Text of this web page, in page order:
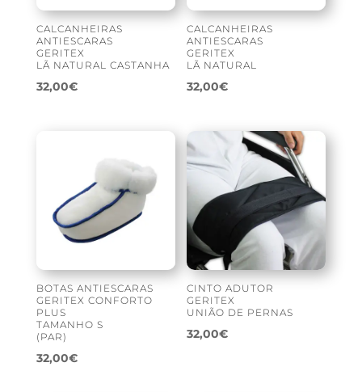
CALCANHEIRAS
ANTIESCARAS
GERITEX
LÃ NATURAL CASTANHA
32,00€
CALCANHEIRAS
ANTIESCARAS
GERITEX
LÃ NATURAL
32,00€
BOTAS ANTIESCARAS
GERITEX CONFORTO
PLUS
TAMANHO S
(PAR)
32,00€
CINTO ADUTOR
GERITEX
UNIÃO DE PERNAS
32,00€